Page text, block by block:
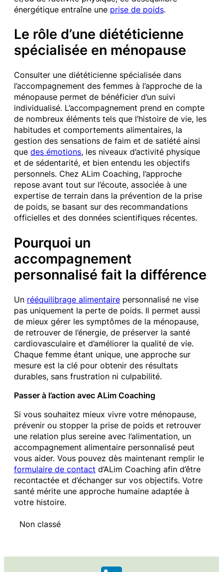
énergétique entraîne une prise de poids.
Le rôle d’une diététicienne
spécialisée en ménopause
Consulter une diététicienne spécialisée dans
l’accompagnement des femmes à l’approche de la
ménopause permet de bénéficier d’un suivi
individualisé. L’accompagnement prend en compte
de nombreux éléments tels que l’histoire de vie, les
habitudes et comportements alimentaires, la
gestion des sensations de faim et de satiété ainsi
que des émotions, les niveaux d’activité physique
et de sédentarité, et bien entendu les objectifs
personnels. Chez ALim Coaching, l’approche
repose avant tout sur l’écoute, associée à une
expertise de terrain dans la prévention de la prise
de poids, se basant sur des recommandations
officielles et des données scientifiques récentes.
Pourquoi un
accompagnement
personnalisé fait la différence
Un rééquilibrage alimentaire personnalisé ne vise
pas uniquement la perte de poids. Il permet aussi
de mieux gérer les symptômes de la ménopause,
de retrouver de l’énergie, de préserver la santé
cardiovasculaire et d’améliorer la qualité de vie.
Chaque femme étant unique, une approche sur
mesure est la clé pour obtenir des résultats
durables, sans frustration ni culpabilité.
Passer à l’action avec ALim Coaching
Si vous souhaitez mieux vivre votre ménopause,
prévenir ou stopper la prise de poids et retrouver
une relation plus sereine avec l’alimentation, un
accompagnement alimentaire personnalisé peut
vous aider. Vous pouvez dès maintenant remplir le
formulaire de contact d’ALim Coaching afin d’être
recontactée et d’échanger sur vos objectifs. Votre
santé mérite une approche humaine adaptée à
votre histoire.
Non classé